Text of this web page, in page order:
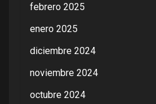
febrero 2025
enero 2025
diciembre 2024
noviembre 2024
octubre 2024